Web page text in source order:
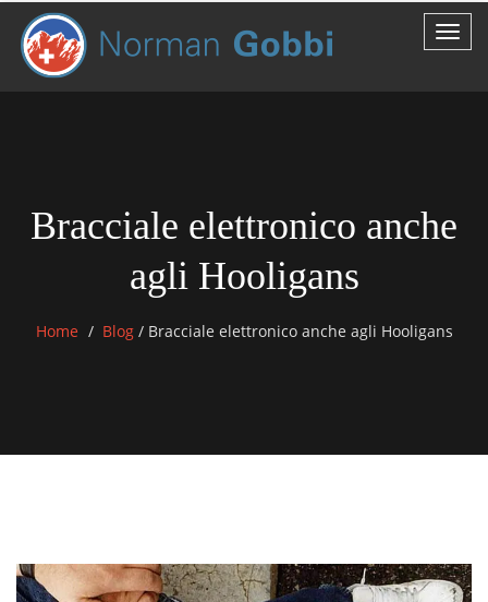
Bracciale elettronico anche
agli Hooligans
Home Blog /Bracciale elettronico anche agli Hooligans